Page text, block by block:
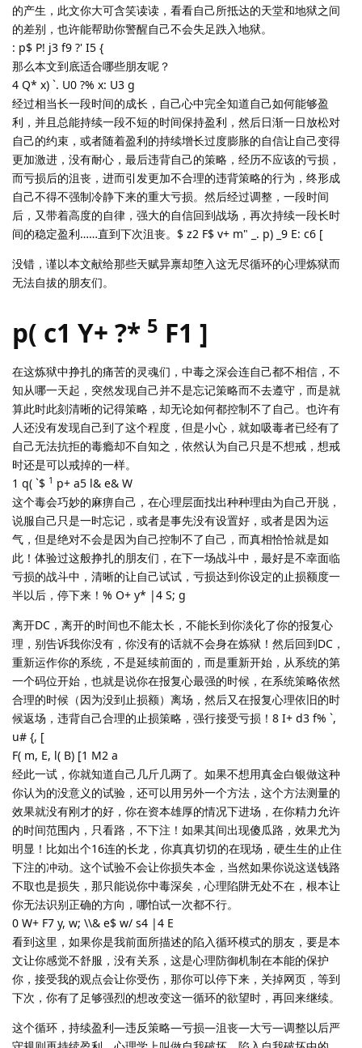
的产生，此文你大可含笑读读，看看自己所抵达的天堂和地狱之间
的差别，也许能帮助你警醒自己不会失足跌入地狱。
: p$ P! j3 f9 ?' I5 {
那么本文到底适合哪些朋友呢？
4 Q* x) `. U0 ?% x: U3 g
经过相当长一段时间的成长，自己心中完全知道自己如何能够盈
利，并且总能持续一段不短的时间保持盈利，然后日渐一日放松对
自己的约束，或者随着盈利的持续增长过度膨胀的自信让自己变得
更加激进，没有耐心，最后违背自己的策略，经历不应该的亏损，
而亏损后的沮丧，进而引发更加不合理的违背策略的行为，终形成
自己不得不强制冷静下来的重大亏损。然后经过调整，一段时间
后，又带着高度的自律，强大的自信回到战场，再次持续一段长时
间的稳定盈利……直到下次沮丧。$ z2 F$ v+ m" _. p) _9 E: c6 [
没错，谨以本文献给那些天赋异禀却堕入这无尽循环的心理炼狱而
无法自拔的朋友们。
p( c1 Y+ ?* 5 F1 ]
在这炼狱中挣扎的痛苦的灵魂们，中毒之深会连自己都不相信，不
知从哪一天起，突然发现自己并不是忘记策略而不去遵守，而是就
算此时此刻清晰的记得策略，却无论如何都控制不了自己。也许有
人还没有发现自己到了这个程度，但是小心，就如吸毒者已经有了
自己无法抗拒的毒瘾却不自知之，依然认为自己只是不想戒，想戒
时还是可以戒掉的一样。
1 q( `$ 1 p+ a5 l& e& W
这个毒会巧妙的麻痹自己，在心理层面找出种种理由为自己开脱，
说服自己只是一时忘记，或者是事先没有设置好，或者是因为运
气，但是绝对不会是因为自己控制不了自己，而真相恰恰就是如
此！体验过这般挣扎的朋友们，在下一场战斗中，最好是不幸面临
亏损的战斗中，清晰的让自己试试，亏损达到你设定的止损额度一
半以后，停下来！% O+ y* |4 S; g
离开DC，离开的时间也不能太长，不能长到你淡化了你的报复心
理，别告诉我你没有，你没有的话就不会身在炼狱！然后回到DC，
重新运作你的系统，不是延续前面的，而是重新开始，从系统的第
一个码位开始，也就是说你在报复心最强的时候，在系统策略依然
合理的时候（因为没到止损额）离场，然后又在报复心理依旧的时
候返场，违背自己合理的止损策略，强行接受亏损！8 I+ d3 f% `,
u# {, [
F( m, E, l( B) [1 M2 a
经此一试，你就知道自己几斤几两了。如果不想用真金白银做这种
你认为的没意义的试验，还可以用另外一个方法，这个方法测量的
效果就没有刚才的好，你在资本雄厚的情况下进场，在你精力允许
的时间范围内，只看路，不下注！如果其间出现傻瓜路，效果尤为
明显！比如出个16连的长龙，你真真切切的在现场，硬生生的止住
下注的冲动。这个试验不会让你损失本金，当然如果你说这送钱路
不取也是损失，那只能说你中毒深矣，心理陷阱无处不在，根本让
你无法识别正确的方向，哪怕试一次都不行。
0 W+ F7 y, w; \\& e$ w/ s4 |4 E
看到这里，如果你是我前面所描述的陷入循环模式的朋友，要是本
文让你感觉不舒服，没有关系，这是心理防御机制在本能的保护
你，接受我的观点会让你受伤，那你可以停下来，关掉网页，等到
下次，你有了足够强烈的想改变这一循环的欲望时，再回来继续。
这个循环，持续盈利—违反策略—亏损—沮丧—大亏—调整以后严